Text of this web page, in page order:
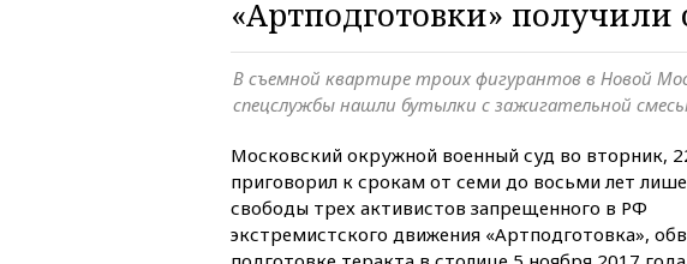
«Артподготовки» получили
В съемной квартире троих фигурантов в Новой
спецслужбы нашли бутылки с зажигательной
Московский окружной военный суд во вторник,
приговорил к срокам от семи до восьми лет
свободы трех активистов запрещенного в РФ
экстремистского движения «Артподготовка»,